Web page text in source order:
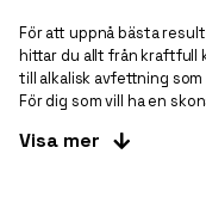
För att uppnå bästa
hittar du allt från kraftfull
till alkalisk avfettning
För dig som vill ha en
skölja bort. Dessutom
Visa mer